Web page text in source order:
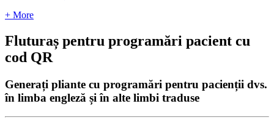
+ More
Fluturaș pentru programări pacient cu
cod QR
Generați pliante cu programări pentru pacienții dvs.
în limba engleză și în alte limbi traduse